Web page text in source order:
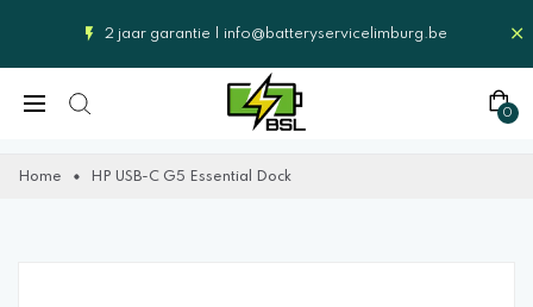
2 jaar garantie | info@batteryservicelimburg.be
0
Home HP USB-C G5 Essential Dock